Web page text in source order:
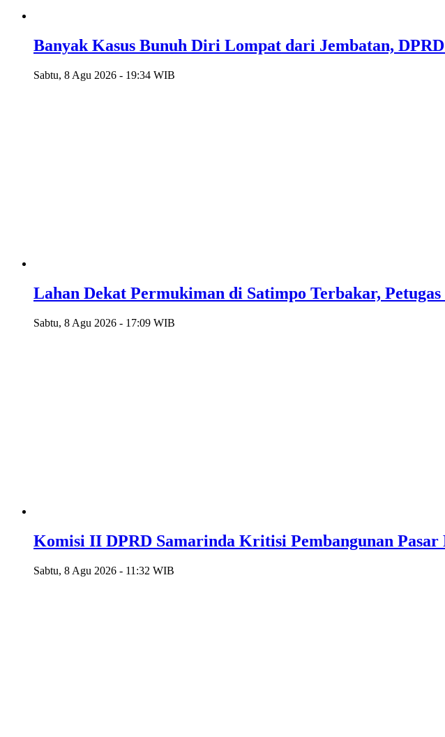
Banyak Kasus Bunuh Diri Lompat dari Jembatan,
Sabtu, 8 Agu 2026 - 19:34 WIB
Lahan Dekat Permukiman di Satimpo Terbakar,
Sabtu, 8 Agu 2026 - 17:09 WIB
Komisi II DPRD Samarinda Kritisi Pembangunan Pasar
Sabtu, 8 Agu 2026 - 11:32 WIB